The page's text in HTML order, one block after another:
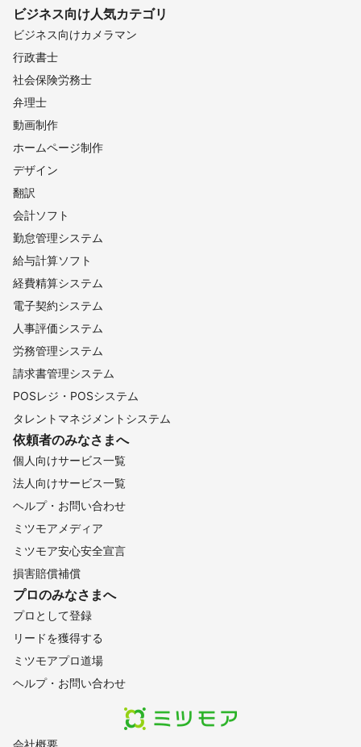
会社概要
ビジネス向け人気カテゴリ
ビジネス向けカメラマン
行政書士
社会保険労務士
弁理士
動画制作
ホームページ制作
デザイン
翻訳
会計ソフト
勤怠管理システム
給与計算ソフト
経費精算システム
電子契約システム
人事評価システム
労務管理システム
請求書管理システム
POSレジ・POSシステム
タレントマネジメントシステム
依頼者のみなさまへ
個人向けサービス一覧
法人向けサービス一覧
ヘルプ・お問い合わせ
ミツモアメディア
ミツモア安心安全宣言
損害賠償補償
プロのみなさまへ
プロとして登録
リードを獲得する
ミツモアプロ道場
ヘルプ・お問い合わせ